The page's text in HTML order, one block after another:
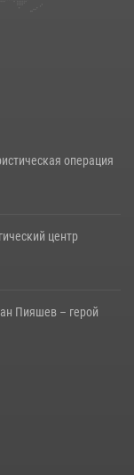
операция
центр
Пияшев – герой